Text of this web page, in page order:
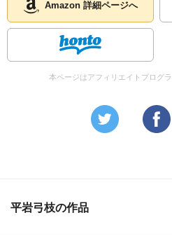
Amazon 詳細ページへ
本ページはアフィリエイトプログ
平岩弓枝の作品